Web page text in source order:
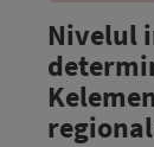
Nivelul